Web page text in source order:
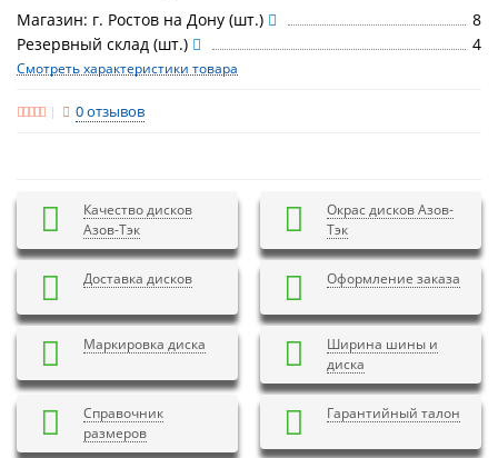
Магазин: г. Ростов на Дону (шт.)
8
Резервный склад (шт.)
4
Смотреть характеристики товара
0 отзывов
Качество дисков
Азов-Тэк
Окрас дисков Азов-
Тэк
Доставка дисков Оформление заказа
Маркировка диска
Ширина шины и
диска
Справочник
размеров
Гарантийный талон